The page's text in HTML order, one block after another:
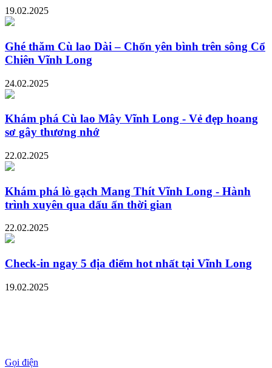
19.02.2025
Ghé thăm Cù lao Dài – Chốn yên bình trên sông Cổ
Chiên Vĩnh Long
24.02.2025
Khám phá Cù lao Mây Vĩnh Long - Vẻ đẹp hoang
sơ gây thương nhớ
22.02.2025
Khám phá lò gạch Mang Thít Vĩnh Long - Hành
trình xuyên qua dấu ấn thời gian
22.02.2025
Check-in ngay 5 địa điểm hot nhất tại Vĩnh Long
19.02.2025
Gọi điện